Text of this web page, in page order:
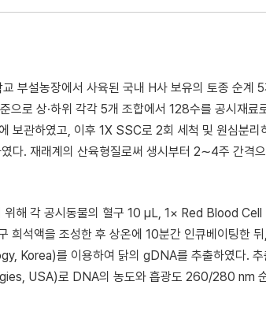
부설농장에서 사육된 국내 H사 보유의 토종 순계
으로 상·하위 각각 5개 조합에서 128수를 공시재
보관하였고, 이후 1X SSC로 2회 세척 및 원심분리
다. 재래계의 산육형질로써 생시부터 2∼4주 간격
위해 각 공시동물의 혈구 10 μL, 1× Red Blood
희석액을 조성한 후 상온에 10분간 인큐베이팅한
Korea)를 이용하여 닭의 gDNA를 추출하였다.
USA)로 DNA의 농도와 흡광도 260/280 nm 순